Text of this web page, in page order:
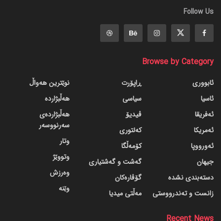
Follow Us
Browse by Category
ئابووری
ئاسیا
ئەفریقا
ئەمریکا
ئەورووپا
جیهان
دسته‌بندی نشده
زانست و تەندرووستی
ڕاپۆرت
سیاسی
ڤیدیۆ
کەلتوری
کۆمەڵگا
گه‌شت و گه‌شتیاری
گۆڤاره‌کان
مەڵتی میدیا
نوێترین هەواڵ
هەڵبژاردە
هەڵبژاردەی
سەرنووسەر
وتار
وتووێژ
وەرزش
وێنە